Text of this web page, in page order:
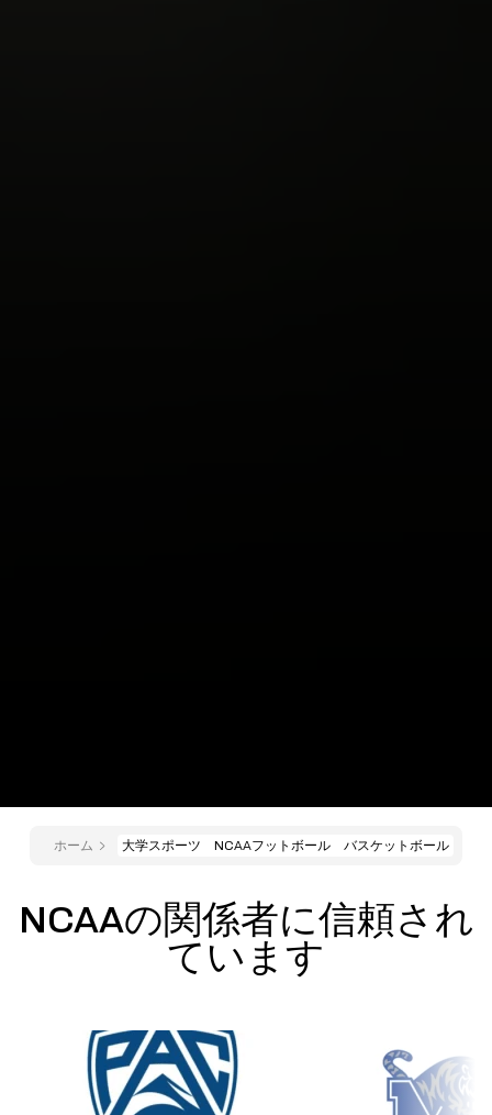
ホーム 大学スポーツ NCAAフットボール バスケットボール
NCAAの関係者に信頼され
ています